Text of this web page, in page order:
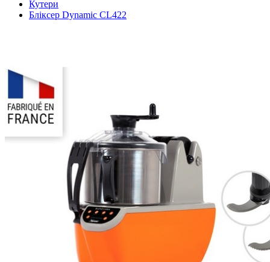
Кутери
Бліксер Dynamic CL422